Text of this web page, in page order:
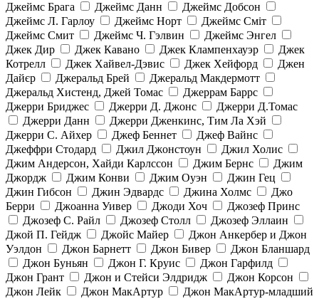
Джеймс Брага
Джеймс Данн
Джеймс Добсон
Джеймс Л. Гарлоу
Джеймс Норт
Джеймс Сміт
Джеймс Смит
Джеймс Ч. Гэлвин
Джеймс Энгел
Джек Дир
Джек Кавано Джек Клампенхауэр
Джек
Котрелл
Джек Хайвел-Дэвис Джек Хейфорд
Джен
Дайєр
Джеральд Брей
Джеральд Макдермотт
Джеральд Хистенд, Джей Томас
Джеррам Баррс
Джерри Бриджес
Джерри Д. Джонс
Джерри Д.Томас
Джерри Данн
Джерри Дженкинс, Тим Ла Хэй
Джерри С. Айхер
Джеф Беннет
Джеф Вайнс
Джеффри Стодард
Джил Джонстоун
Джил Холис
Джим Андерсон, Хайди Карлссон
Джим Бернс
Джим
Джордж
Джим Конви Джим Оуэн
Джин Гец
Джин Гибсон
Джин Эдвардс Джина Холмс
Джо
Берри
Джоанна Уивер Джоди Хоч
Джозеф Принс
Джозеф С. Райл
Джозеф Столл
Джозеф Эллаин
Джой П. Гейдж
Джойс Майер
Джон Анкербер и Джон
Уэлдон
Джон Барнетт Джон Бивер
Джон Бланшард
Джон Буньян
Джон Г. Круис
Джон Гарфилд
Джон Грант
Джон и Стейси Элдридж
Джон Корсон
Джон Лейк
Джон МакАртур
Джон МакАртур-младший